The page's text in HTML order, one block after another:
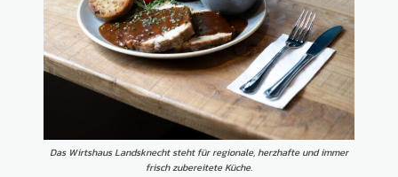
Das Wirtshaus Landsknecht steht für regionale, herzhafte und immer
frisch zubereitete Küche.